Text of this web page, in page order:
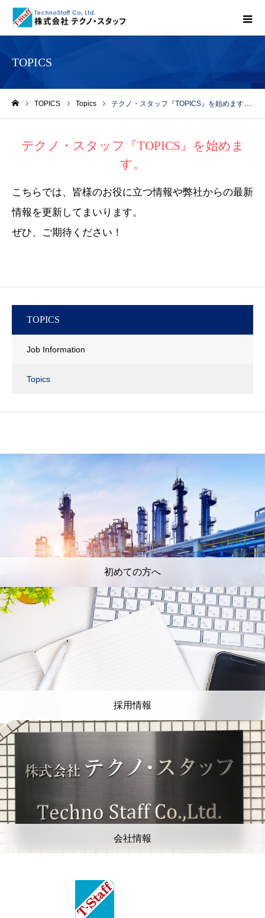
TOPICS
TOPICS Topics テクノ・スタッフ『TOPICS』を始めます。
テクノ・スタッフ『TOPICS』を始めま
す。
こちらでは、皆様のお役に立つ情報や弊社からの最新
情報を更新してまいります。
ぜひ、ご期待ください！
TOPICS
Job Information
Topics
初めての方へ
採用情報
会社情報